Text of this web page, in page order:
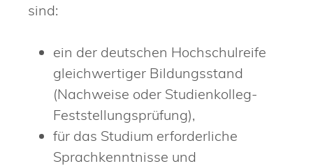
sind:
ein der deutschen Hochschulreife
gleichwertiger Bildungsstand
(Nachweise oder Studienkolleg-
Feststellungsprüfung),
für das Studium erforderliche
Sprachkenntnisse und